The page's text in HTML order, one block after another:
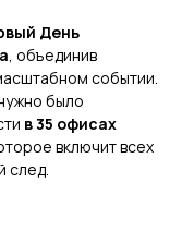
День
, объединив
событии.
было
в 35 офисах
включит всех
след.